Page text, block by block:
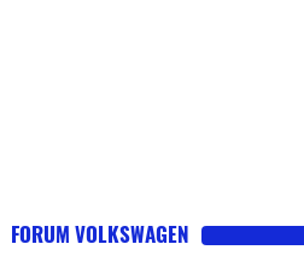
FORUM VOLKSWAGEN